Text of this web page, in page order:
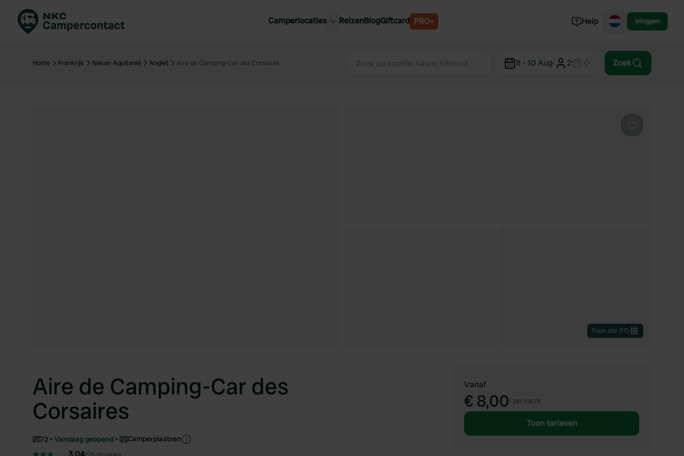
Camperlocaties
Nederland
Nederland
Luxemburg
Portugal
ReizenBlogGiftcard PRO+ Help Inloggen
Home Frankrijk Nieuw-Aquitanië Anglet Aire de Camping-Car des Corsaires 8 - 10 Aug· 2 Zoek
Toon alle (17)
Aire de Camping-Car des
Corsaires
72 Vandaag geopend Camperplaatsen
Vanaf
€ 8,00/ per nacht
Toon tarieven